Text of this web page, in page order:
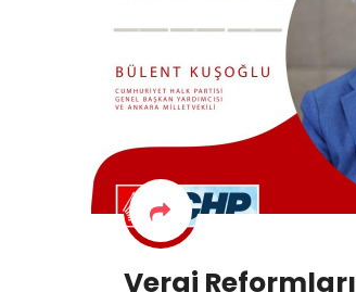
Vergi Reformları